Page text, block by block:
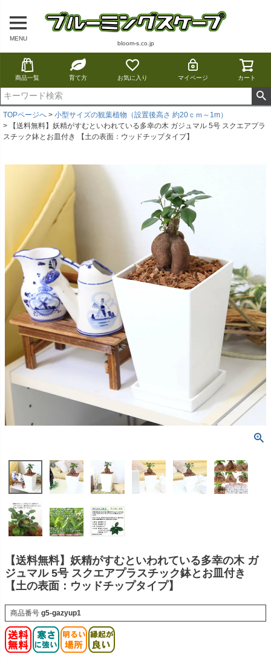
MENU
bloom-s.co.jp
商品一覧 育て方 お気に入り マイページ カート
TOPページへ
小型サイズの観葉植物（設置後高さ 約20ｃｍ～1m）
【送料無料】妖精がすむといわれている多幸の木 ガジュマル 5号 スクエアプラ
スチック鉢とお皿付き 【土の表面：ウッドチップタイプ】
【送料無料】妖精がすむといわれている多幸の木 ガ
ジュマル 5号 スクエアプラスチック鉢とお皿付き
【土の表面：ウッドチップタイプ】
商品番号 g5-gazyup1